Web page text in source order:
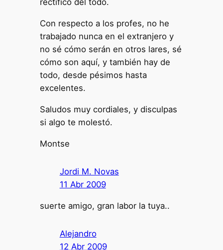
rectifico del todo.
Con respecto a los profes, no he
trabajado nunca en el extranjero y
no sé cómo serán en otros lares, sé
cómo son aquí, y también hay de
todo, desde pésimos hasta
excelentes.
Saludos muy cordiales, y disculpas
si algo te molestó.
Montse
Jordi M. Novas
11 Abr 2009
suerte amigo, gran labor la tuya..
Alejandro
12 Abr 2009